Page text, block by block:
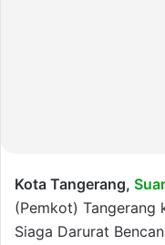
Kota Tangerang,
(Pemkot) Tangerang
Siaga Darurat